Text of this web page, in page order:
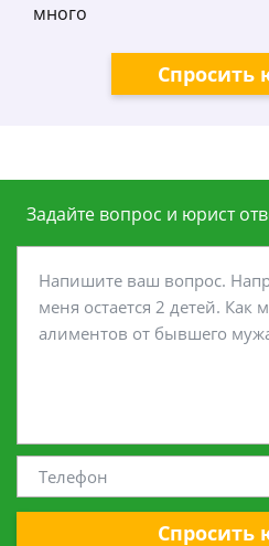
много
Спросить
Задайте вопрос и юрист
Спросить